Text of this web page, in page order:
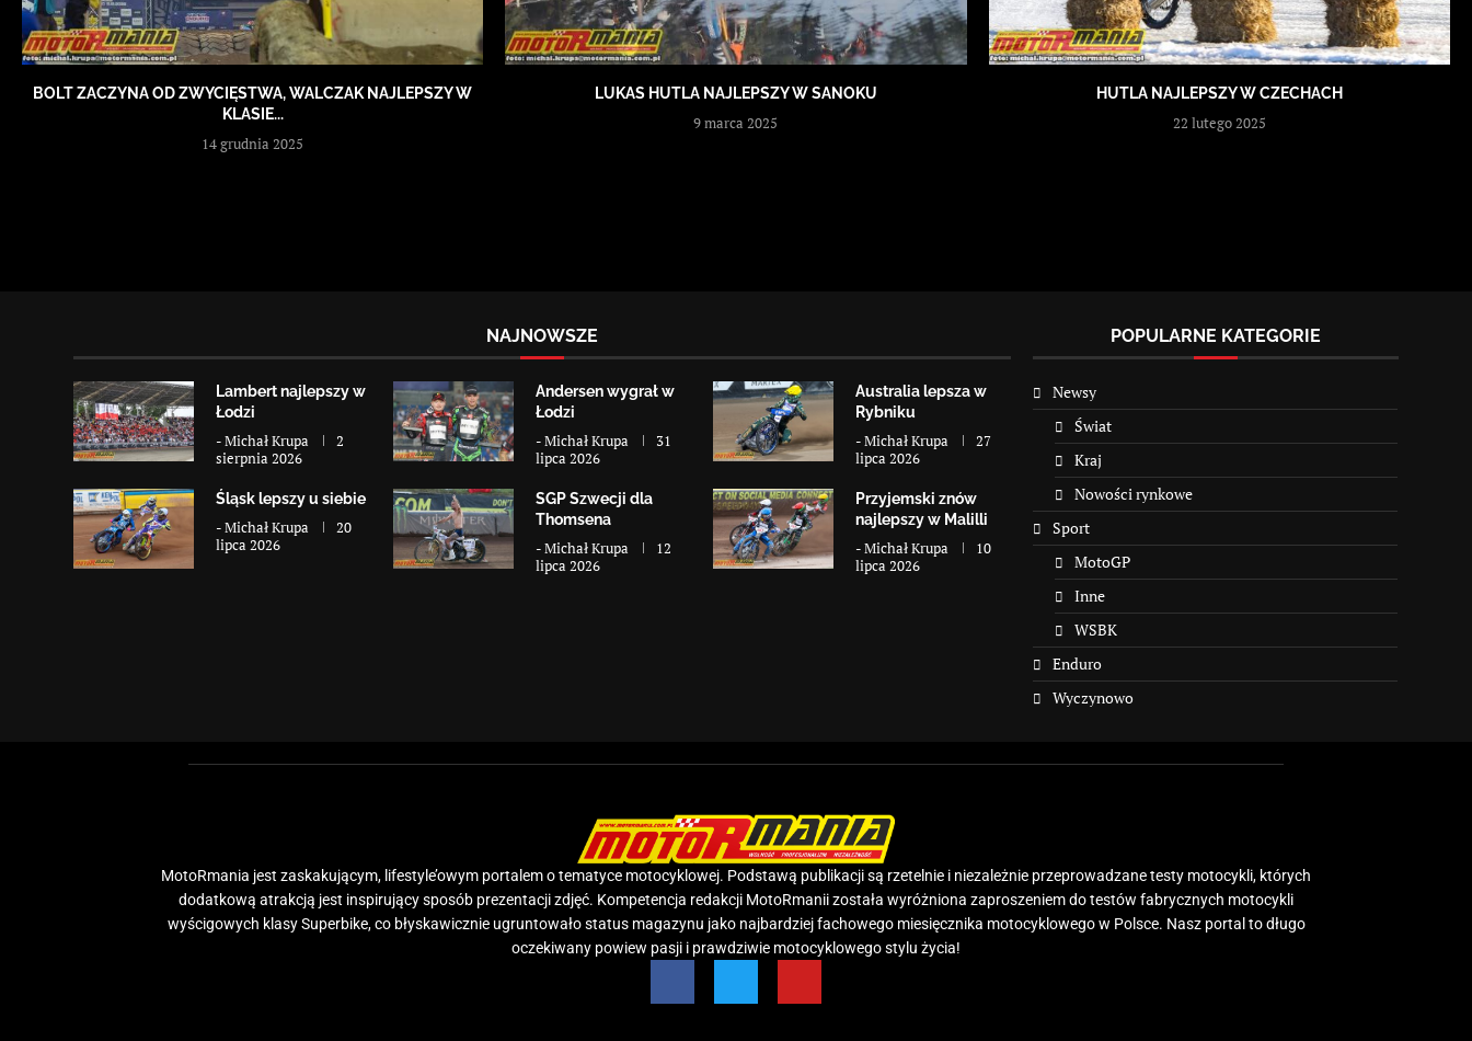
BOLT ZACZYNA OD ZWYCIĘSTWA, WALCZAK NAJLEPSZY W
KLASIE...
14 grudnia 2025
LUKAS HUTLA NAJLEPSZY W SANOKU
9 marca 2025
HUTLA NAJLEPSZY W CZECHACH
22 lutego 2025
NAJNOWSZE
Lambert najlepszy w
Łodzi
-Michał Krupa
2
sierpnia 2026
Andersen wygrał w
Łodzi
-Michał Krupa
31
lipca 2026
Australia lepsza w
Rybniku
-Michał Krupa
27
lipca 2026
Śląsk lepszy u siebie
-Michał Krupa
20
lipca 2026
SGP Szwecji dla
Thomsena
-Michał Krupa
12
lipca 2026
Przyjemski znów
najlepszy w Malilli
-Michał Krupa
10
lipca 2026
POPULARNE KATEGORIE
Newsy
Świat
Kraj
Nowości rynkowe
Sport
MotoGP
Inne
WSBK
Enduro
Wyczynowo
MotoRmania jest zaskakującym, lifestyle’owym portalem o tematyce motocyklowej. Podstawą publikacji są rzetelnie i niezależnie przeprowadzane testy motocykli, których
dodatkową atrakcją jest inspirujący sposób prezentacji zdjęć. Kompetencja redakcji MotoRmanii została wyróżniona zaproszeniem do testów fabrycznych motocykli
wyścigowych klasy Superbike, co błyskawicznie ugruntowało status magazynu jako najbardziej fachowego miesięcznika motocyklowego w Polsce. Nasz portal to długo
oczekiwany powiew pasji i prawdziwie motocyklowego stylu życia!